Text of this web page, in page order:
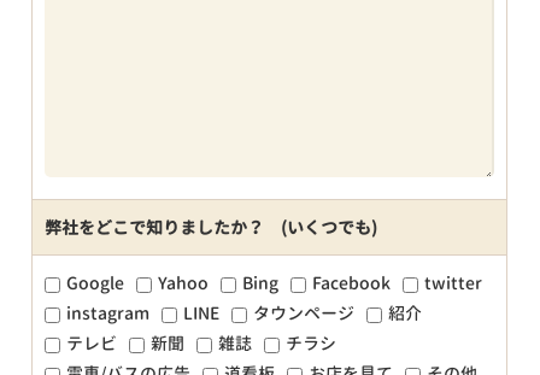
弊社をどこで知りましたか？ (いくつでも)
Google Yahoo Bing Facebook
twitter
instagram
LINE タウンページ
紹介
テレビ
新聞 雑誌
チラシ